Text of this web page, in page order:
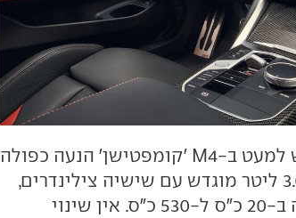
בגזרת המנועים אין חדש למעט ב-M4 'קומפטישן' הנעה כפולה
שם המנוע נותר אמנם 3.0 ליטר מוגדש עם שישיה צילינדרים,
אבל הספקו המרבי עולה ב-20 כ"ס ל-530 כ"ס. אין שינוי